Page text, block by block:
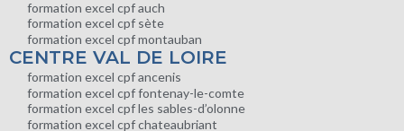
formation excel cpf auch
formation excel cpf sète
formation excel cpf montauban
CENTRE VAL DE LOIRE
formation excel cpf ancenis
formation excel cpf fontenay-le-comte
formation excel cpf les sables-d’olonne
formation excel cpf chateaubriant